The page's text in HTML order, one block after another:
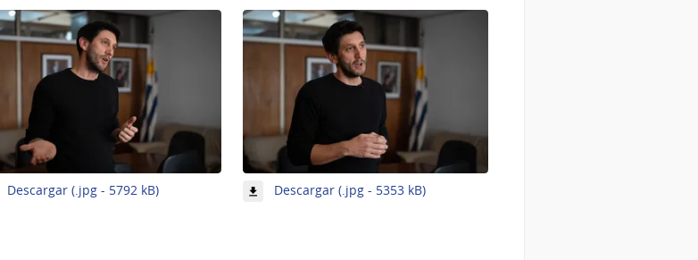
Descargar (.jpg - 5792 kB)-
Descargar (.jpg - 5353 kB)-